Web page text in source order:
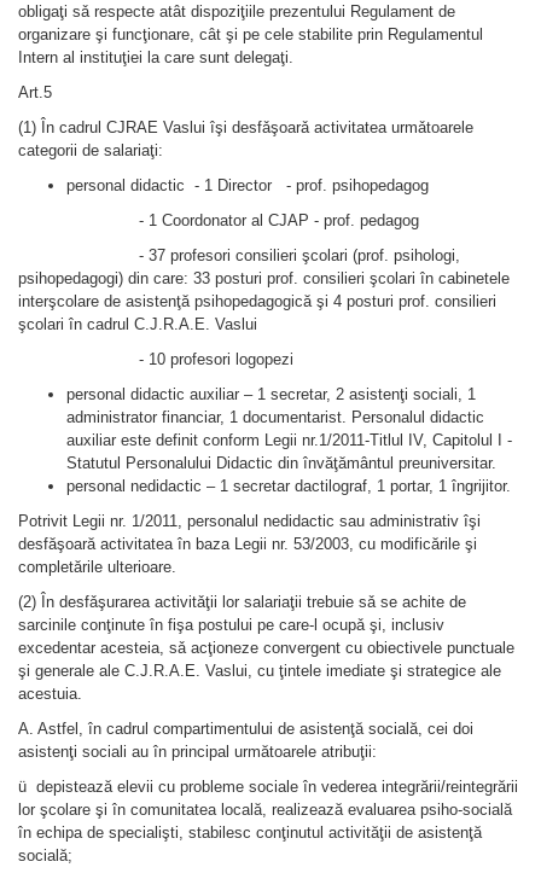
obligaţi sǎ respecte atât dispoziţiile prezentului Regulament de
organizare şi funcţionare, cât şi pe cele stabilite prin Regulamentul
Intern al instituţiei la care sunt delegaţi.
Art.5
(1) În cadrul CJRAE Vaslui îşi desfǎşoarǎ activitatea urmǎtoarele
categorii de salariaţi:
personal didactic - 1 Director - prof. psihopedagog
- 1 Coordonator al CJAP - prof. pedagog
- 37 profesori consilieri şcolari (prof. psihologi,
psihopedagogi) din care: 33 posturi prof. consilieri şcolari în cabinetele
interşcolare de asistenţă psihopedagogică şi 4 posturi prof. consilieri
şcolari în cadrul C.J.R.A.E. Vaslui
- 10 profesori logopezi
personal didactic auxiliar – 1 secretar, 2 asistenţi sociali, 1
administrator financiar, 1 documentarist. Personalul didactic
auxiliar este definit conform Legii nr.1/2011-Titlul IV, Capitolul I -
Statutul Personalului Didactic din învăţământul preuniversitar.
personal nedidactic – 1 secretar dactilograf, 1 portar, 1 îngrijitor.
Potrivit Legii nr. 1/2011, personalul nedidactic sau administrativ îşi
desfăşoară activitatea în baza Legii nr. 53/2003, cu modificările şi
completările ulterioare.
(2) În desfǎşurarea activitǎţii lor salariaţii trebuie sǎ se achite de
sarcinile conţinute în fişa postului pe care-l ocupǎ şi, inclusiv
excedentar acesteia, sǎ acţioneze convergent cu obiectivele punctuale
şi generale ale C.J.R.A.E. Vaslui, cu ţintele imediate şi strategice ale
acestuia.
A. Astfel, în cadrul compartimentului de asistenţă socială, cei doi
asistenţi sociali au în principal următoarele atribuţii:
ü depistează elevii cu probleme sociale în vederea integrării/reintegrării
lor şcolare şi în comunitatea locală, realizează evaluarea psiho-socială
în echipa de specialişti, stabilesc conţinutul activităţii de asistenţă
socială;